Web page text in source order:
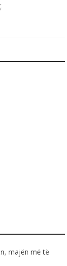
majën më të